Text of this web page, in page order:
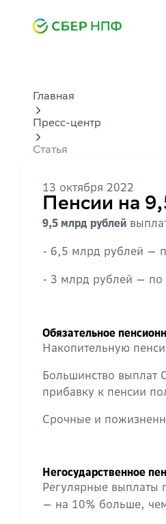
Главная
Пресс-центр
Статья
13 октября 2022
Пенсии на
9,5 млрд рублей
- 6,5 млрд рублей —
- 3 млрд рублей — по
Обязательное
Накопительную
Большинство
прибавку к пенсии
Срочные и
Негосударственное
Регулярные
— на 10% больше,